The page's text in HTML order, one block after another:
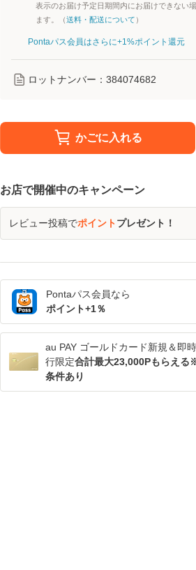
表示のお届け予定日期間内にお届けできない
ます。（送料・配送について ）
Pontaパス会員はさらに+1%ポイント還元
ロットナンバー： 384074682
かごに入れる
お店で開催中のキャンペーン
レビュー投稿でポイントプレゼント！
Pontaパス会員なら
ポイント+1％
au PAY ゴールドカード新規＆即
行限定合計最大23,000Pもらえる
条件あり